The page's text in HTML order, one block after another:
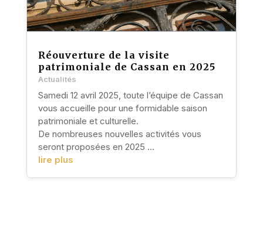
Réouverture de la visite
patrimoniale de Cassan en 2025
Actualités
Samedi 12 avril 2025, toute l’équipe de Cassan
vous accueille pour une formidable saison
patrimoniale et culturelle.
De nombreuses nouvelles activités vous
seront proposées en 2025 …
lire plus